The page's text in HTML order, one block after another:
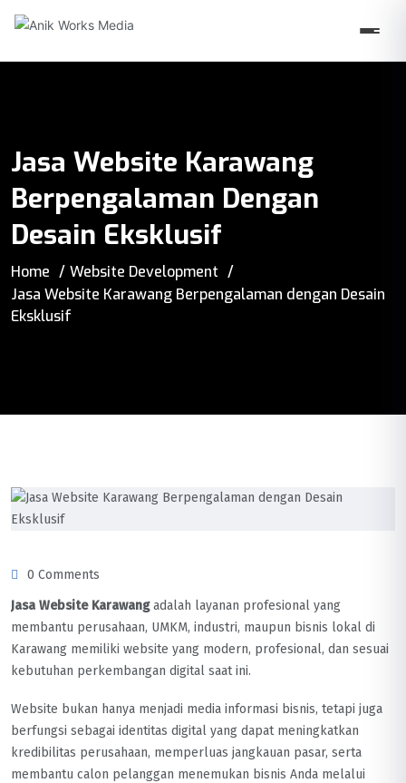
Jasa Website Karawang
Berpengalaman Dengan
Desain Eksklusif
Home
Website Development
Jasa Website Karawang Berpengalaman dengan Desain
Eksklusif
0 Comments
Jasa Website Karawangadalah layanan profesional yang
membantu perusahaan, UMKM, industri, maupun bisnis lokal di
Karawang memiliki website yang modern, profesional, dan sesuai
kebutuhan perkembangan digital saat ini.
Website bukan hanya menjadi media informasi bisnis, tetapi juga
berfungsi sebagai identitas digital yang dapat meningkatkan
kredibilitas perusahaan, memperluas jangkauan pasar, serta
membantu calon pelanggan menemukan bisnis Anda melalui